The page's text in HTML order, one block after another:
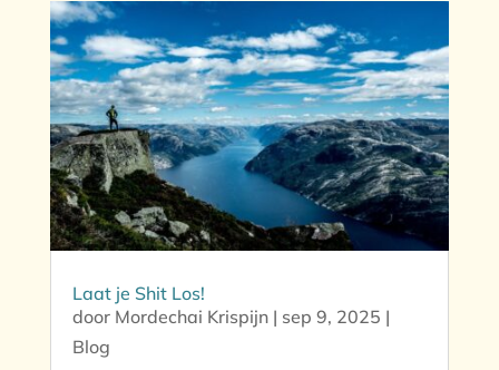
Laat je Shit Los!
door Mordechai Krispijn| sep 9, 2025 |
Blog